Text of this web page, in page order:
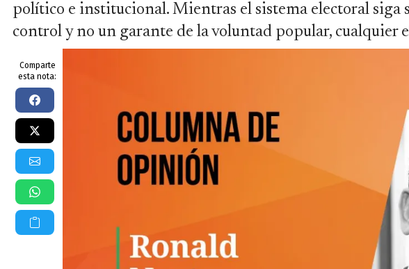
político e institucional. Mientras el sistema electoral siga
control y no un garante de la voluntad popular, cualquier
Comparte
esta nota: